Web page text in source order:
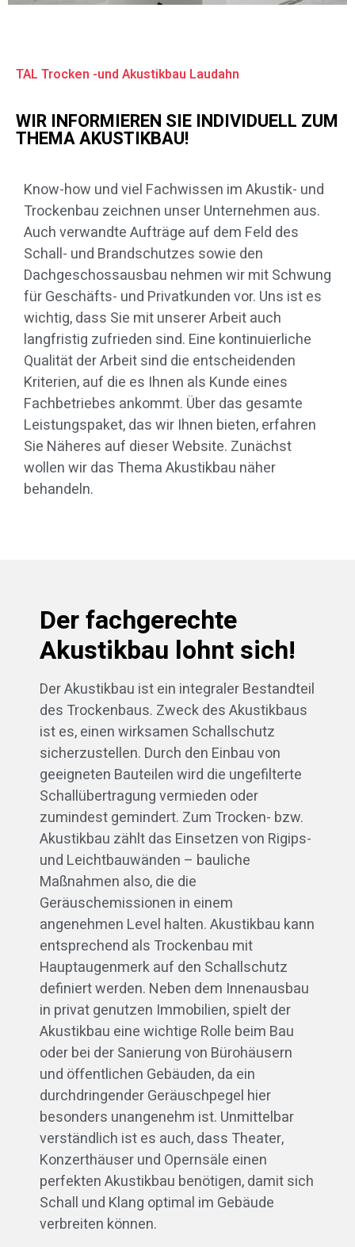
TAL Trocken -und Akustikbau Laudahn
WIR INFORMIEREN SIE INDIVIDUELL ZUM
THEMA AKUSTIKBAU!
Know-how und viel Fachwissen im Akustik- und
Trockenbau zeichnen unser Unternehmen aus.
Auch verwandte Aufträge auf dem Feld des
Schall- und Brandschutzes sowie den
Dachgeschossausbau nehmen wir mit Schwung
für Geschäfts- und Privatkunden vor. Uns ist es
wichtig, dass Sie mit unserer Arbeit auch
langfristig zufrieden sind. Eine kontinuierliche
Qualität der Arbeit sind die entscheidenden
Kriterien, auf die es Ihnen als Kunde eines
Fachbetriebes ankommt. Über das gesamte
Leistungspaket, das wir Ihnen bieten, erfahren
Sie Näheres auf dieser Website. Zunächst
wollen wir das Thema Akustikbau näher
behandeln.
Der fachgerechte
Akustikbau lohnt sich!
Der Akustikbau ist ein integraler Bestandteil
des Trockenbaus. Zweck des Akustikbaus
ist es, einen wirksamen Schallschutz
sicherzustellen. Durch den Einbau von
geeigneten Bauteilen wird die ungefilterte
Schallübertragung vermieden oder
zumindest gemindert. Zum Trocken- bzw.
Akustikbau zählt das Einsetzen von Rigips-
und Leichtbauwänden – bauliche
Maßnahmen also, die die
Geräuschemissionen in einem
angenehmen Level halten. Akustikbau kann
entsprechend als Trockenbau mit
Hauptaugenmerk auf den Schallschutz
definiert werden. Neben dem Innenausbau
in privat genutzen Immobilien, spielt der
Akustikbau eine wichtige Rolle beim Bau
oder bei der Sanierung von Bürohäusern
und öffentlichen Gebäuden, da ein
durchdringender Geräuschpegel hier
besonders unangenehm ist. Unmittelbar
verständlich ist es auch, dass Theater,
Konzerthäuser und Opernsäle einen
perfekten Akustikbau benötigen, damit sich
Schall und Klang optimal im Gebäude
verbreiten können.